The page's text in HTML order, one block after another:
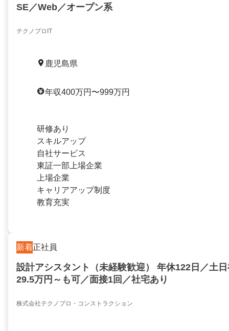
SE／Web／オープン系
テクノプロIT
鹿児島県
年収400万円〜999万円
研修あり
スキルアップ
自社サービス
東証一部上場企業
上場企業
キャリアアップ制度
教育充実
新着正社員
設計アシスタント（未経験歓迎） 年休122日／土
29.5万円～も可／面接1回／社宅あり
株式会社テクノプロ・コンストラクション